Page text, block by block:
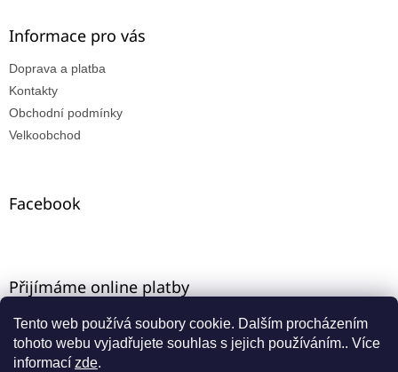
Tento web používá soubory cookie. Dalším procházením
tohoto webu vyjadřujete souhlas s jejich používáním.. Více
informací zde.
Informace pro vás
Doprava a platba
Kontakty
Obchodní podmínky
Velkoobchod
Facebook
Přijímáme online platby